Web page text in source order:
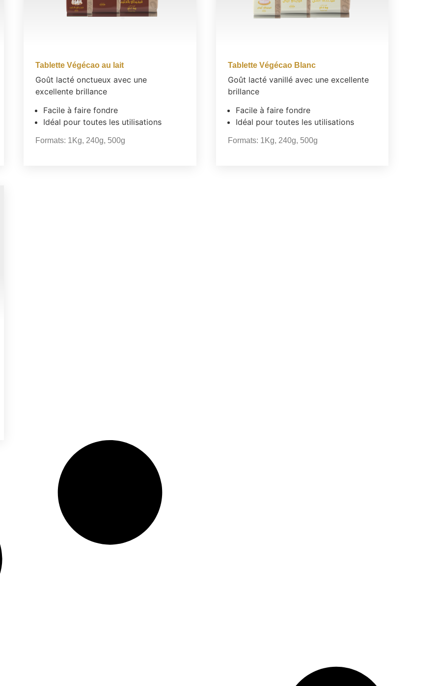
Tablette Végécao au lait
Goût lacté onctueux avec une
excellente brillance
Facile à faire fondre
Idéal pour toutes les utilisations
Formats: 1Kg, 240g, 500g
Tablette Végécao Blanc
Goût lacté vanillé avec une excellente
brillance
Facile à faire fondre
Idéal pour toutes les utilisations
Formats: 1Kg, 240g, 500g